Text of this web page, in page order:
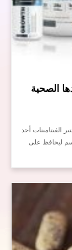
الصحية
الفيتامينات أحد
ليحافظ على